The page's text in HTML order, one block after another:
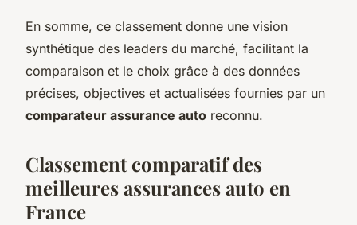
En somme, ce classement donne une vision
synthétique des leaders du marché, facilitant la
comparaison et le choix grâce à des données
précises, objectives et actualisées fournies par un
comparateur assurance auto reconnu.
Classement comparatif des
meilleures assurances auto en
France